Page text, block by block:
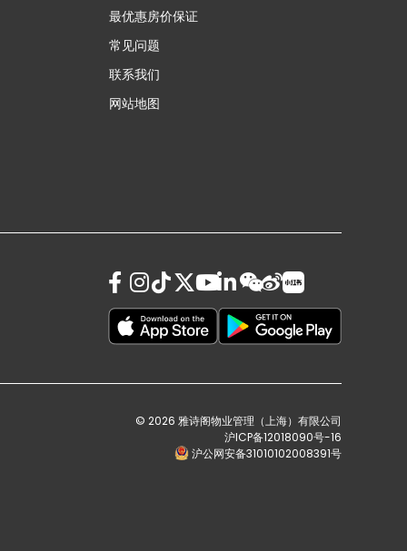
最优惠房价保证
常见问题
联系我们
网站地图
© 2026 雅诗阁物业管理（上海）有限公司
沪ICP备12018090号-16
沪公网安备31010102008391号